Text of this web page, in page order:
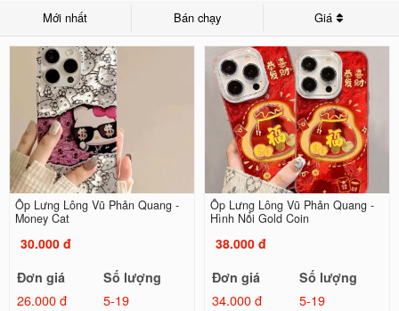
Mới nhất Bán chạy Giá
Ốp Lưng Lông Vũ Phản Quang -
Money Cat
30.000 đ
Đơn giá
Số lượng
26.000 đ
5-19
Ốp Lưng Lông Vũ Phản Quang -
Hình Nổi Gold Coin
38.000 đ
Đơn giá
Số lượng
34.000 đ
5-19